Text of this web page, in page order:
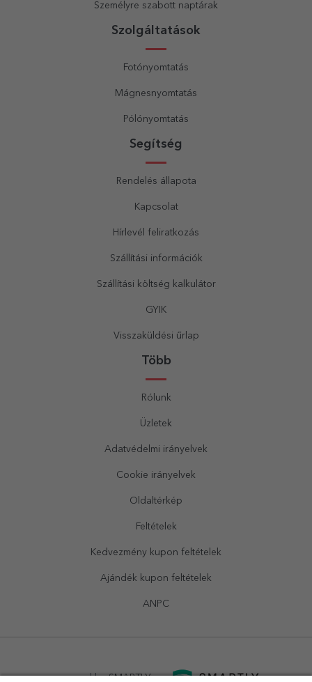
Személyre szabott naptárak
Szolgáltatások
Fotónyomtatás
Mágnesnyomtatás
Pólónyomtatás
Segítség
Rendelés állapota
Kapcsolat
Hírlevél feliratkozás
Szállítási információk
Szállítási költség kalkulátor
GYIK
Visszaküldési űrlap
Több
Rólunk
Üzletek
Adatvédelmi irányelvek
Cookie irányelvek
Oldaltérkép
Feltételek
Kedvezmény kupon feltételek
Ajándék kupon feltételek
ANPC
powered bySMARTLY.ro